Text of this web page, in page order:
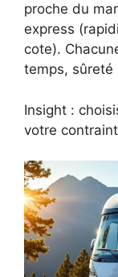
proche du
express
cote).
temps, sûreté
Insight :
votre